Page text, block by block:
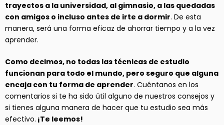
trayectos a la universidad, al gimnasio, a las quedadas
con amigos o incluso antes de irte a dormir. De esta
manera, será una forma eficaz de ahorrar tiempo y a la vez
aprender.
Como decimos, no todas las técnicas de estudio
funcionan para todo el mundo, pero seguro que alguna
encaja con tu forma de aprender. Cuéntanos en los
comentarios si te ha sido útil alguno de nuestros consejos y
si tienes alguna manera de hacer que tu estudio sea más
efectivo. ¡Te leemos!